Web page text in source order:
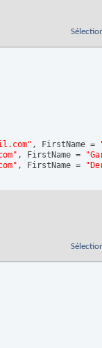
, FirstName =
, FirstName =
, FirstName =